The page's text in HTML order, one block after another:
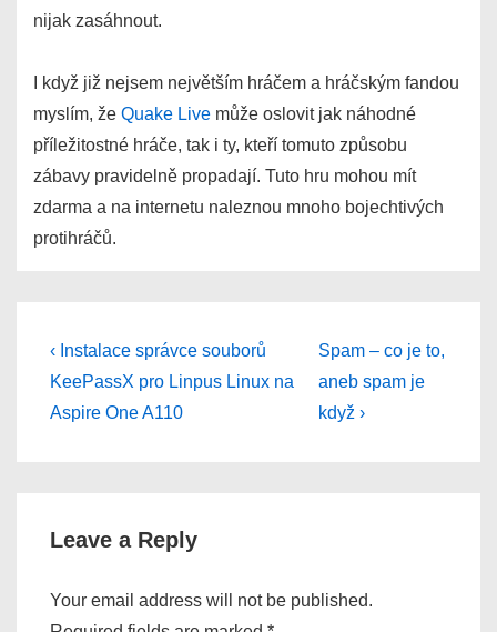
nijak zasáhnout.
I když již nejsem největším hráčem a hráčským fandou
myslím, že Quake Live může oslovit jak náhodné
příležitostné hráče, tak i ty, kteří tomuto způsobu
zábavy pravidelně propadají. Tuto hru mohou mít
zdarma a na internetu naleznou mnoho bojechtivých
protihráčů.
Post
navigation
Previous
Post
is
‹ Instalace správce souborů
KeePassX pro Linpus Linux na
Aspire One A110
Next
Post
is
Spam – co je to,
aneb spam je
když ›
Leave a Reply
Your email address will not be published.